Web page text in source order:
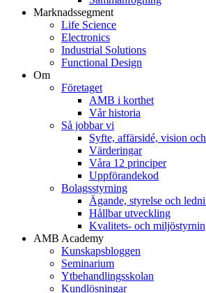
Marknadssegment
Life Science
Electronics
Industrial Solutions
Functional Design
Om
Företaget
AMB i korthet
Vår historia
Så jobbar vi
Syfte, affärsidé, vision
Värderingar
Våra 12 principer
Uppförandekod
Bolagsstyrning
Ägande, styrelse och
Hållbar utveckling
Kvalitets- och
AMB Academy
Kunskapsbloggen
Seminarium
Ytbehandlingsskolan
Kundlösningar